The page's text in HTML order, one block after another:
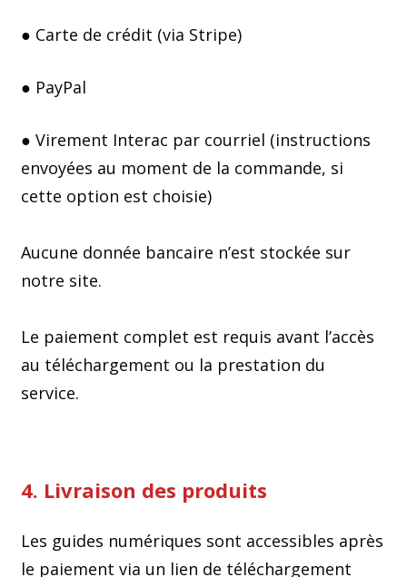
● Carte de crédit (via Stripe)
● PayPal
● Virement Interac par courriel (instructions
envoyées au moment de la commande, si
cette option est choisie)
Aucune donnée bancaire n’est stockée sur
notre site.
Le paiement complet est requis avant l’accès
au téléchargement ou la prestation du
service.
4. Livraison des produits
Les guides numériques sont accessibles après
le paiement via un lien de téléchargement